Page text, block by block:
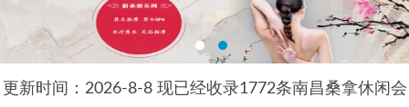
更新时间：2026-8-8 现已经收录1772条南昌桑拿休闲会